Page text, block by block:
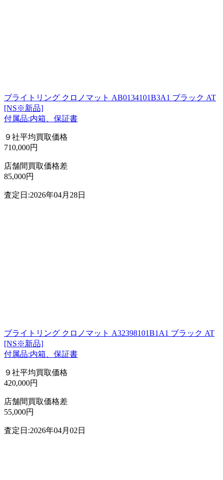
ブライトリング クロノマット AB0134101B3A1 ブラック AT
[NS※新品]
付属品:内箱、保証書
９社平均買取価格
710,000円
店舗間買取価格差
85,000円
査定日:2026年04月28日
ブライトリング クロノマット A32398101B1A1 ブラック AT
[NS※新品]
付属品:内箱、保証書
９社平均買取価格
420,000円
店舗間買取価格差
55,000円
査定日:2026年04月02日